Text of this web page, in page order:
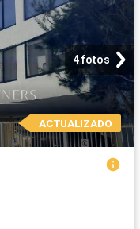
4 fotos
ACTUALIZADO